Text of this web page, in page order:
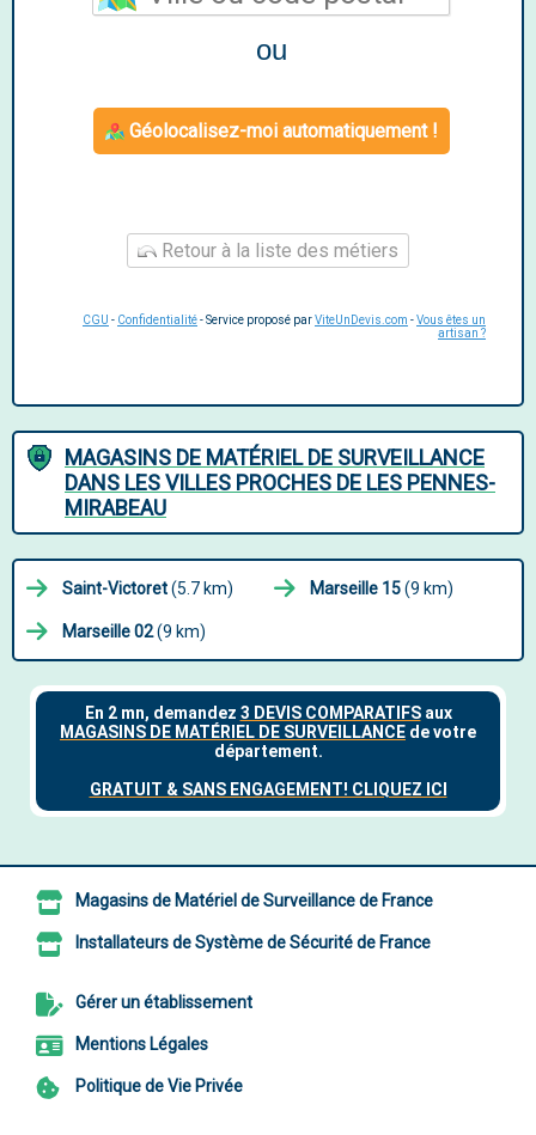
ou
Géolocalisez-moi automatiquement !
Retour à la liste des métiers
CGU - Confidentialité- Service proposé parViteUnDevis.com -Vous êtes un
artisan ?
MAGASINS DE MATÉRIEL DE SURVEILLANCE
DANS LES VILLES PROCHES DE LES PENNES-
MIRABEAU
Saint-Victoret(5.7 km) Marseille 15(9 km)
Marseille 02(9 km)
Magasins de Matériel de Surveillance de France
Installateurs de Système de Sécurité de France
Gérer un établissement
Mentions Légales
Politique de Vie Privée